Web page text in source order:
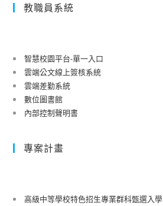
教職員系統
智慧校園平台-單一入口
雲端公文線上簽核系統
雲端差勤系統
數位圖書館
內部控制聲明書
專案計畫
高級中等學校特色招生專業群科甄選入學